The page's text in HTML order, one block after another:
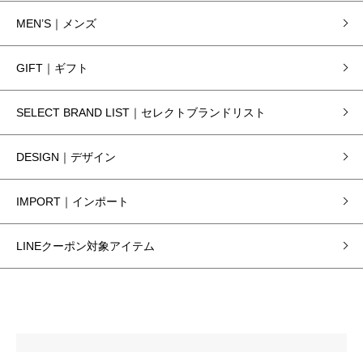
MEN’S｜メンズ
GIFT｜ギフト
SELECT BRAND LIST｜セレクトブランドリスト
DESIGN｜デザイン
IMPORT｜インポート
LINEクーポン対象アイテム